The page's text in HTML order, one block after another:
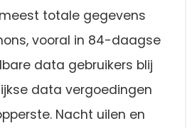
totale gegevens
vooral in 84-daagse
data gebruikers blij
data vergoedingen
Nacht uilen en